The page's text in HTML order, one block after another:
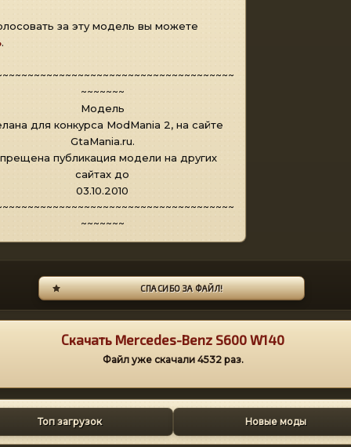
за эту модель вы можете
.
~~~~~~~
Модель
для конкурса ModMania 2, на сайте
GtaMania.ru.
публикация модели на других
сайтах до
03.10.2010
~~~~~~~
СПАСИБО ЗА ФАЙЛ!
Скачать Mercedes-Benz S600 W140
Файл уже скачали 4532раз.
Топ загрузок Новые моды